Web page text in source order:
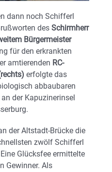
dann noch Schifferl
des Schirmherr
Bürgermeister
für den erkrankten
amtierenden RC-
erfolgte das
abbaubaren
der Kapuzinerinsel
der Altstadt-Brücke die
zwölf Schifferl
Glücksfee ermittelte
Gewinner. Als